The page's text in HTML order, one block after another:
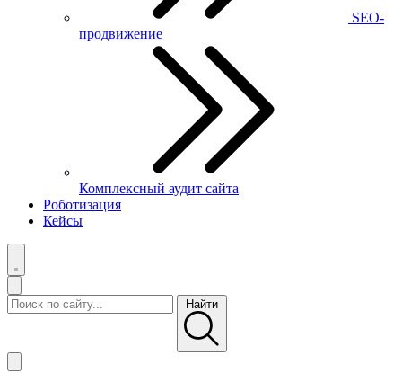
SEO-
продвижение
Комплексный аудит сайта
Роботизация
Кейсы
Найти